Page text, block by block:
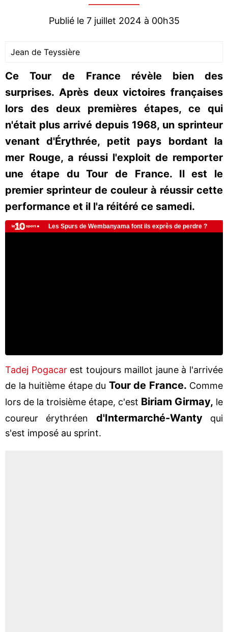
Publié le 7 juillet 2024 à 00h35
Jean de Teyssière
Ce Tour de France révèle bien des
surprises. Après deux victoires françaises
lors des deux premières étapes, ce qui
n'était plus arrivé depuis 1968, un sprinteur
venant d'Érythrée, petit pays bordant la
mer Rouge, a réussi l'exploit de remporter
une étape du Tour de France. Il est le
premier sprinteur de couleur à réussir cette
performance et il l'a réitéré ce samedi.
Tadej Pogacarest toujours maillot jaune à l'arrivée
de la huitième étape du Tour de France. Comme
lors de la troisième étape, c'est Biriam Girmay, le
coureur érythréen d'Intermarché-Wantyqui
s'est imposé au sprint.